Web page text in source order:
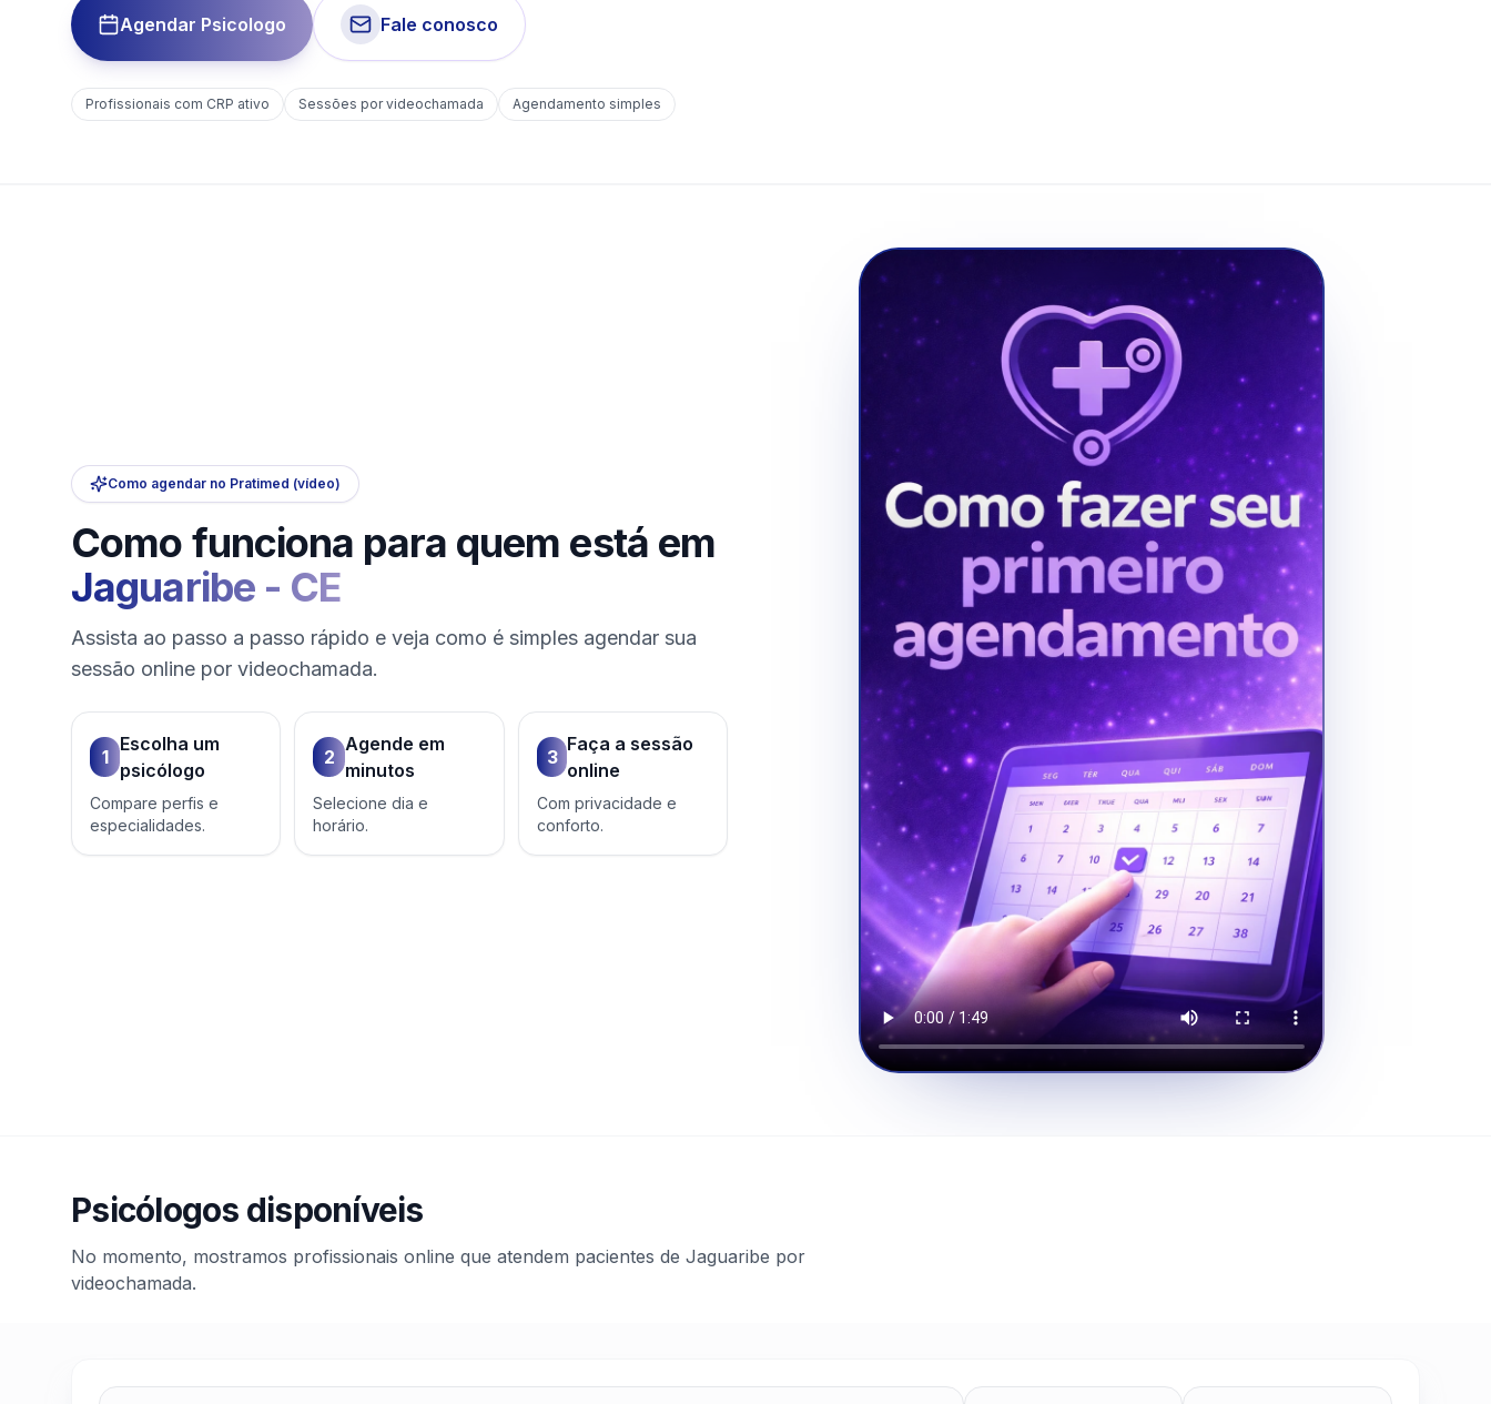
Agendar Psicologo Fale conosco
Profissionais com CRP ativo Sessões por videochamada Agendamento simples
Como agendar no Pratimed (vídeo)
Como funciona para quem está em
Jaguaribe- CE
Assista ao passo a passo rápido e veja como é simples agendar sua
sessão online por videochamada.
1
Escolha um
psicólogo
Compare perfis e
especialidades.
2
Agende em
minutos
Selecione dia e
horário.
3
Faça a sessão
online
Com privacidade e
conforto.
Psicólogos disponíveis
No momento, mostramos profissionais online que atendem pacientes de Jaguaribe por
videochamada.